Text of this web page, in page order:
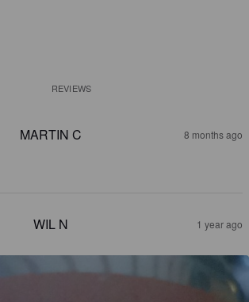
REVIEWS
MARTIN C 8 months ago
WIL N 1 year ago